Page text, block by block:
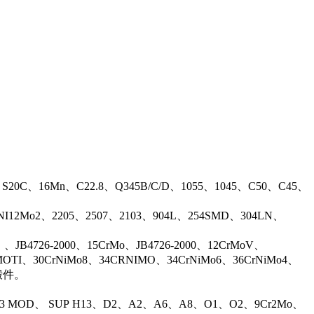
、16Mn、C22.8、Q345B/C/D、1055、1045、C50、C45、
、2205、2507、2103、904L、254SMD、304LN、
2000、15CrMo、JB4726-2000、12CrMoV、
、30CrNiMo8、34CRNIMO、34CrNiMo6、36CrNiMo4、
。
、 SUP H13、D2、A2、A6、A8、O1、O2、9Cr2Mo、